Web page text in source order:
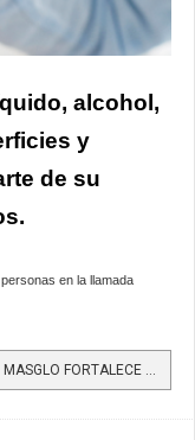
alcohol,
y
de su
en la llamada
LEER MÁS…CON UN PORTAFOLIO COMPLETO MASGLO FORTALECE SU LÍNEA DE PRODUCTOS DE BIOSEGURIDAD